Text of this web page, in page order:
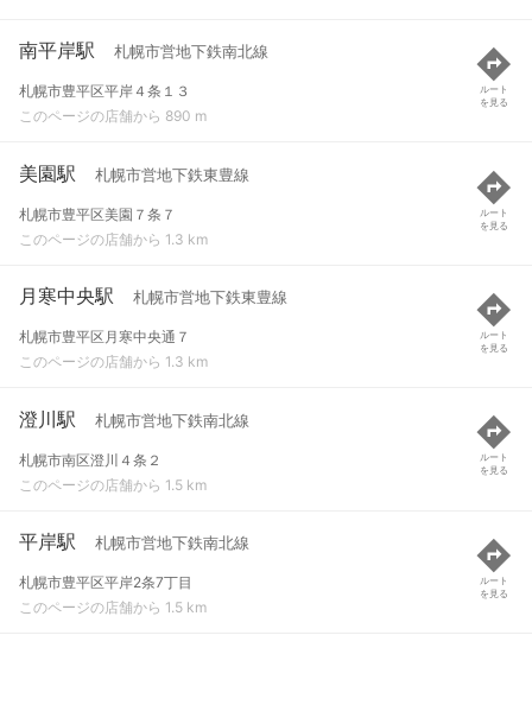
南平岸駅 札幌市営地下鉄南北線
札幌市豊平区平岸４条１３
このページの店舗から 890 m
ルート
を見る
美園駅 札幌市営地下鉄東豊線
札幌市豊平区美園７条７
このページの店舗から 1.3 km
ルート
を見る
月寒中央駅 札幌市営地下鉄東豊線
札幌市豊平区月寒中央通７
このページの店舗から 1.3 km
ルート
を見る
澄川駅 札幌市営地下鉄南北線
札幌市南区澄川４条２
このページの店舗から 1.5 km
ルート
を見る
平岸駅 札幌市営地下鉄南北線
札幌市豊平区平岸2条7丁目
このページの店舗から 1.5 km
ルート
を見る